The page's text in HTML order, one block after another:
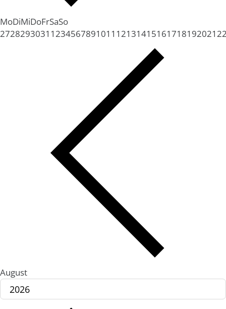
MoDiMiDoFrSaSo
2728293031 1234567891011 12131415161718192021
August